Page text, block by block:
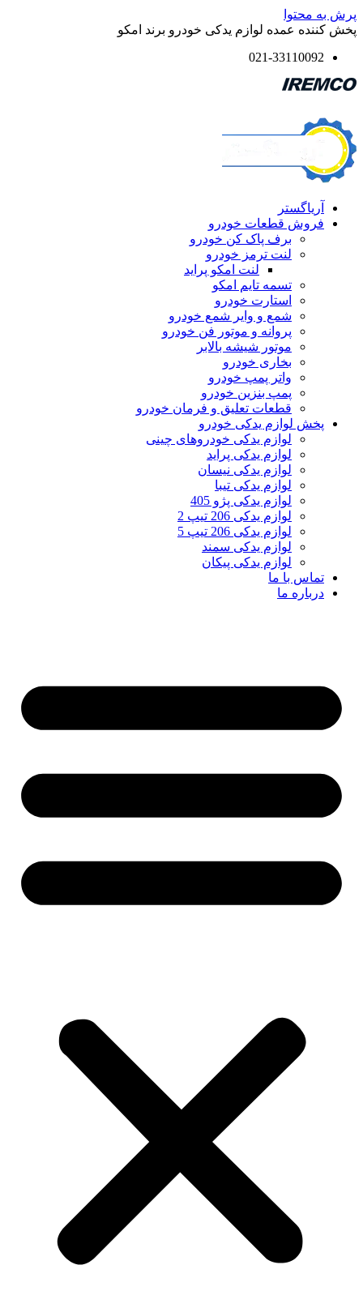
پرش به محتوا
پخش کننده عمده لوازم یدکی خودرو برند امکو
021-33110092
آریاگستر
فروش قطعات خودرو
برف پاک کن خودرو
لنت ترمز خودرو
لنت امکو پراید
تسمه تایم امکو
استارت خودرو
شمع و وایر شمع خودرو
پروانه و موتور فن خودرو
موتور شیشه بالابر
بخاری خودرو
واتر پمپ خودرو
پمپ بنزین خودرو
قطعات تعلیق و فرمان خودرو
پخش لوازم یدکی خودرو
لوازم یدکی خودروهای چینی
لوازم یدکی پراید
لوازم یدکی نیسان
لوازم یدکی تیبا
لوازم یدکی پژو 405
لوازم یدکی 206 تیپ 2
لوازم یدکی 206 تیپ 5
لوازم یدکی سمند
لوازم یدکی پیکان
تماس با ما
درباره ما